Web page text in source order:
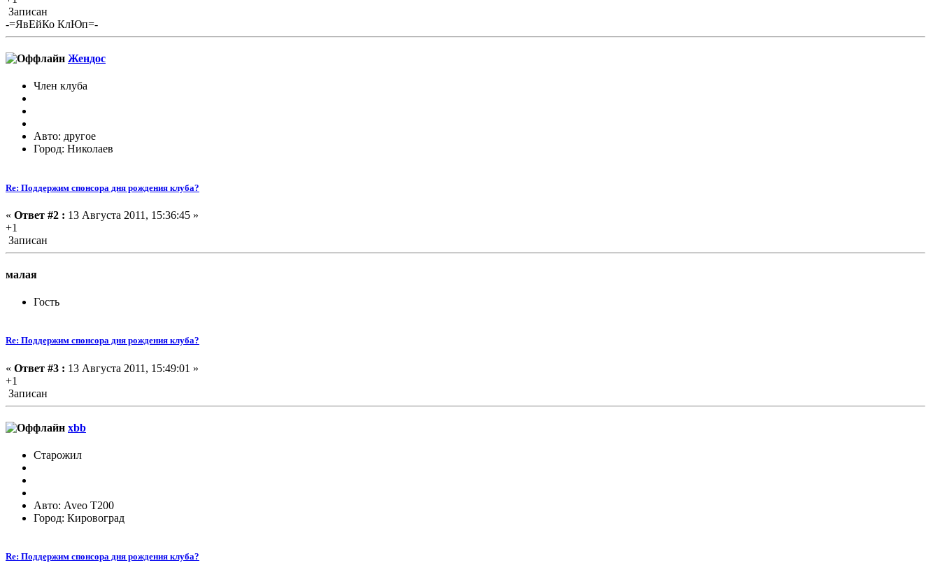
Записан
-=ЯвЕйКо КлЮп=-
Жендос
Член клуба
Авто: другое
Город: Николаев
Re: Поддержим спонсора дня рождения клуба?
« Ответ #2 : 13 Августа 2011, 15:36:45 »
+1
Записан
малая
Гость
Re: Поддержим спонсора дня рождения клуба?
« Ответ #3 : 13 Августа 2011, 15:49:01 »
+1
Записан
xbb
Старожил
Авто: Aveo T200
Город: Кировоград
Re: Поддержим спонсора дня рождения клуба?